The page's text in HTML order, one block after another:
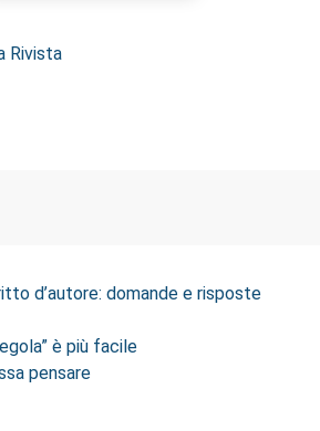
Rivista
d’autore: domande e risposte
è più facile
pensare